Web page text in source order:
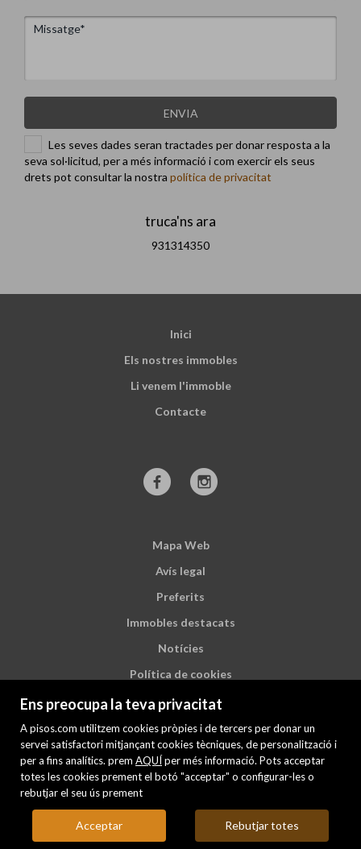
Ens preocupa la teva privacitat
A pisos.com utilitzem cookies pròpies i de tercers per donar un
servei satisfactori mitjançant cookies tècniques, de personalització i
per a fins analítics. prem AQUÍ per més informació. Pots acceptar
totes les cookies prement el botó "acceptar" o configurar-les o
rebutjar el seu ús prement
Acceptar Rebutjar totes
ENVIA
Les seves dades seran tractades per donar resposta a la
seva sol·licitud, per a més informació i com exercir els seus
drets pot consultar la nostra política de privacitat
truca'ns ara
931314350
Inici
Els nostres immobles
Li venem l'immoble
Contacte
Mapa Web
Avís legal
Preferits
Immobles destacats
Notícies
Política de cookies